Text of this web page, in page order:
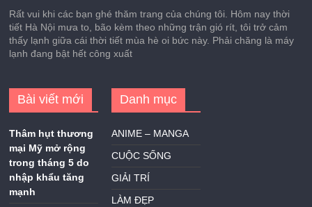
Rất vui khi các bạn ghé thăm trang của chúng tôi. Hôm nay thời
tiết Hà Nội mưa to, bão kèm theo những trận gió rít, tôi trở cảm
thấy lạnh giữa cái thời tiết mùa hè oi bức này. Phải chăng là máy
lạnh đang bật hết công xuất
Bài viết mới
Thâm hụt thương
mại Mỹ mở rộng
trong tháng 5 do
nhập khẩu tăng
mạnh
Danh mục
ANIME – MANGA
CUỘC SỐNG
GIẢI TRÍ
LÀM ĐẸP